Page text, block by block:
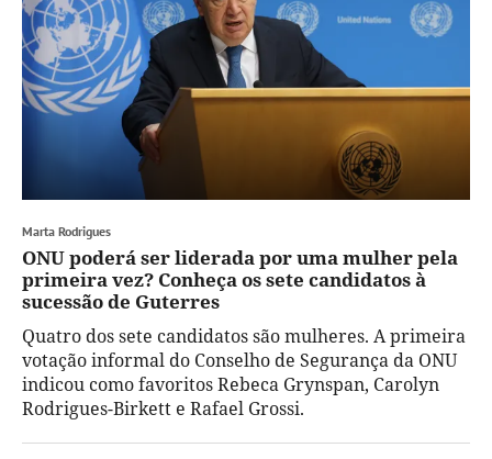
Marta Rodrigues
ONU poderá ser liderada por uma mulher pela
primeira vez? Conheça os sete candidatos à
sucessão de Guterres
Quatro dos sete candidatos são mulheres. A primeira
votação informal do Conselho de Segurança da ONU
indicou como favoritos Rebeca Grynspan, Carolyn
Rodrigues-Birkett e Rafael Grossi.